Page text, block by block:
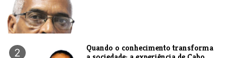
2
Quando o conhecimento transforma